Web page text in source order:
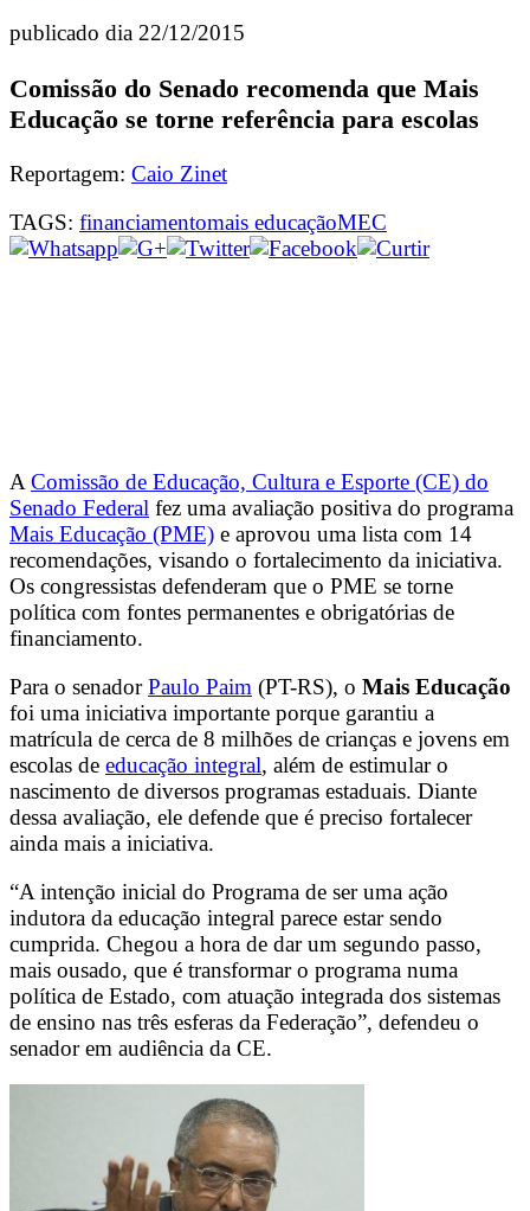
publicado dia 22/12/2015
Comissão do Senado recomenda que Mais
Educação se torne referência para escolas
Reportagem: Caio Zinet
TAGS: financiamentomais educaçãoMEC
A Comissão de Educação, Cultura e Esporte (CE) do
Senado Federal fez uma avaliação positiva do programa
Mais Educação (PME) e aprovou uma lista com 14
recomendações, visando o fortalecimento da iniciativa.
Os congressistas defenderam que o PME se torne
política com fontes permanentes e obrigatórias de
financiamento.
Para o senadorPaulo Paim (PT-RS), o Mais Educação
foi uma iniciativa importante porque garantiu a
matrícula de cerca de 8 milhões de crianças e jovens em
escolas de educação integral, além de estimular o
nascimento de diversos programas estaduais. Diante
dessa avaliação, ele defende que é preciso fortalecer
ainda mais a iniciativa.
“A intenção inicial do Programa de ser uma ação
indutora da educação integral parece estar sendo
cumprida. Chegou a hora de dar um segundo passo,
mais ousado, que é transformar o programa numa
política de Estado, com atuação integrada dos sistemas
de ensino nas três esferas da Federação”, defendeu o
senador em audiência da CE.